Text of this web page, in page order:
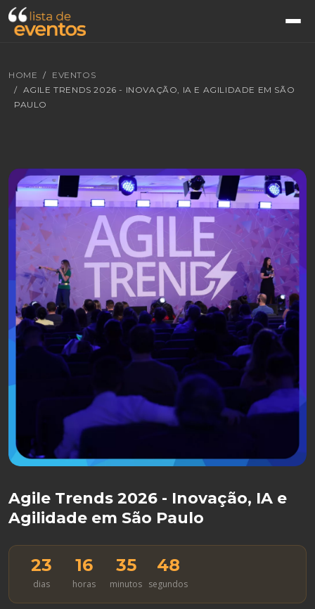
HOME
EVENTOS
AGILE TRENDS 2026 - INOVAÇÃO, IA E AGILIDADE EM SÃO
PAULO
Agile Trends 2026 - Inovação, IA e
Agilidade em São Paulo
23
dias
16
horas
35
minutos
47
segundos